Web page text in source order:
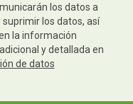
los datos a
los datos, así
la información
y detallada en
de datos